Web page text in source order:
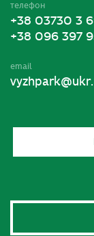
телефон
+38 03730 3
+38 096 397
email